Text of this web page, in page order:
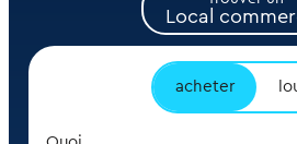
Local
acheter